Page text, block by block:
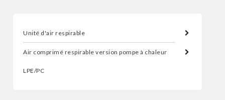
Unité d'air respirable
Air comprimé respirable version pompe à chaleur
LPE/PC